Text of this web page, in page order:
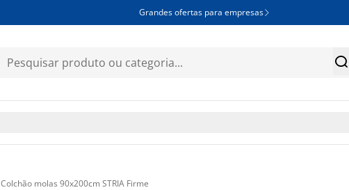
Grandes ofertas para empresas 

Colchão molas 90x200cm STRIA Firme